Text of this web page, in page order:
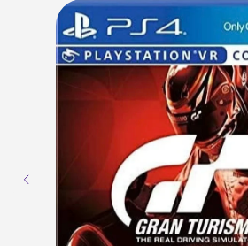
© Headshot — 2024. Все права защищены
ПОКУПАТЕЛЯМ
Приставки и акссесуары
Приставки PS4 / PS5
Доставка и оплата
Обмен и возврат
Бонусная система